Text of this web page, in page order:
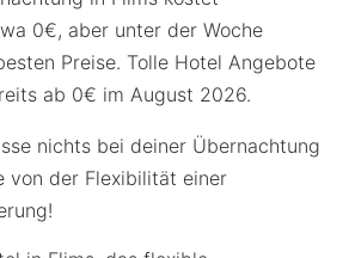
0€, aber unter der Woche
Preise. Tolle Hotel Angebote
ab 0€ im August 2026.
nichts bei deiner Übernachtung
von der Flexibilität einer